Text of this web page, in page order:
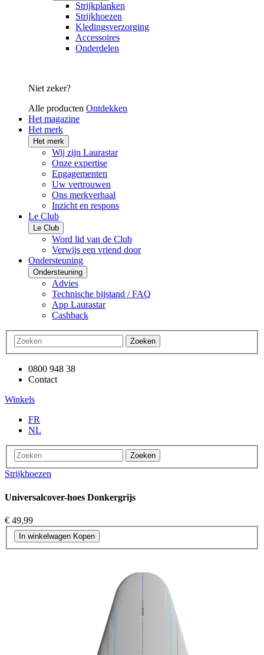
Strijkplanken
Strijkhoezen
Kledingsverzorging
Accessoires
Onderdelen
Niet zeker?
Alle producten Ontdekken
Het magazine
Het merk
Het merk
Wij zijn Laurastar
Onze expertise
Engagementen
Uw vertrouwen
Ons merkverhaal
Inzicht en respons
Le Club
Le Club
Word lid van de Club
Verwijs een vriend door
Ondersteuning
Ondersteuning
Advies
Technische bijstand / FAQ
App Laurastar
Cashback
Zoeken
0800 948 38
Contact
Winkels
FR
NL
Zoeken
Strijkhoezen
Universalcover-hoes Donkergrijs
€ 49,99
In winkelwagen Kopen